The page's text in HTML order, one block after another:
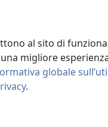
al sito di
migliore
globale
.